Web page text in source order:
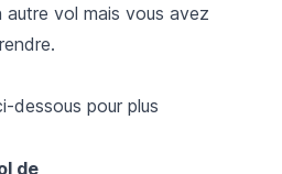
vol mais vous avez
dessous pour plus
de